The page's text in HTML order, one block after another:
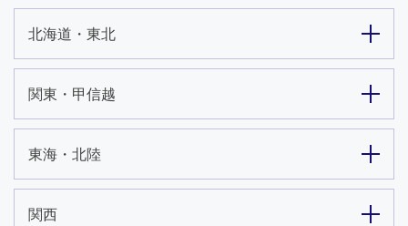
北海道・東北
関東・甲信越
東海・北陸
関西